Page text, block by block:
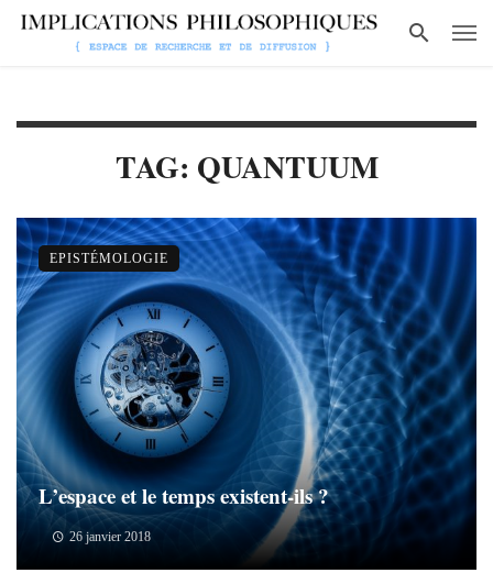
TAG: QUANTUUM
L’espace et le temps existent-ils ?
26 janvier 2018
EPISTÉMOLOGIE